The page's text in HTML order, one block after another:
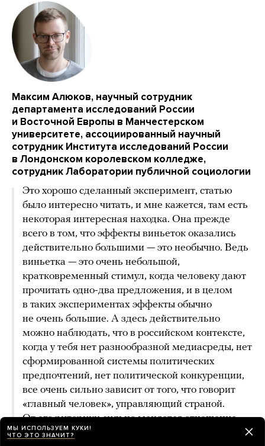
Максим Алюков, научный сотрудник
департамента исследований России
и Восточной Европы в Манчестерском
университете, ассоциированный научный
сотрудник Института исследований России
в Лондонском королевском колледже,
сотрудник Лаборатории публичной социологии
Это хорошо сделанный эксперимент, статью
было интересно читать, и мне кажется, там есть
некоторая интересная находка. Она прежде
всего в том, что эффекты виньеток оказались
действительно большими — это необычно. Ведь
виньетка — это очень небольшой,
кратковременный стимул, когда человеку дают
прочитать одно-два предложения, и в целом
в таких экспериментах эффекты обычно
не очень большие. А здесь действительно
можно наблюдать, что в российском контексте,
когда у тебя нет разнообразной медиасреды, нет
сформированной системы политических
предпочтений, нет политической конкуренции,
все очень сильно зависит от того, что говорит
«главный человек», управляющий страной.
От его риторики сильно меняется отношение
к каким-то вопросам.
МЫ ИСПОЛЬЗУЕМ КУКИ!
ЧТО ЭТО ЗНАЧИТ?